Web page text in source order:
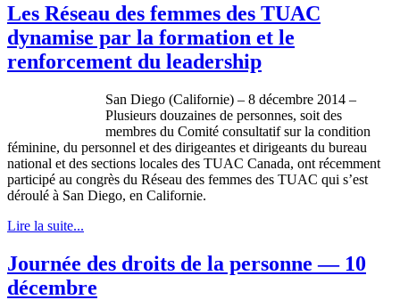
Les Réseau des femmes des TUAC
dynamise par la formation et le
renforcement du leadership
San Diego (Californie) – 8 décembre 2014 –
Plusieurs douzaines de personnes, soit des
membres du Comité consultatif sur la condition
féminine, du personnel et des dirigeantes et dirigeants du bureau
national et des sections locales des TUAC Canada, ont récemment
participé au congrès du Réseau des femmes des TUAC qui s’est
déroulé à San Diego, en Californie.
Lire la suite...
Journée des droits de la personne — 10
décembre